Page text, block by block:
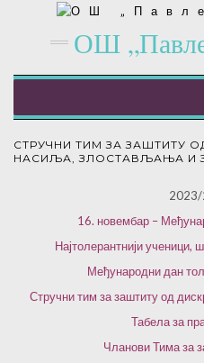
ОШ
СТРУЧНИ ТИМ ЗА ЗАШТИТУ
НАСИЉА, ЗЛОСТАВЉАЊА И
16. новембар –
Најтолерантнији
Међународни дан
Стручни тим за заштиту од
Табела за
Чланови Тима за